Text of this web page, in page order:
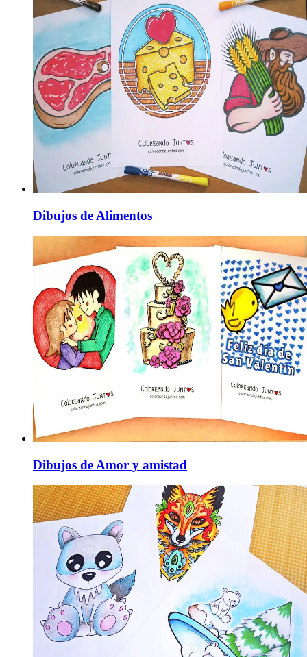
Dibujos de Alimentos
Dibujos de Amor y amistad